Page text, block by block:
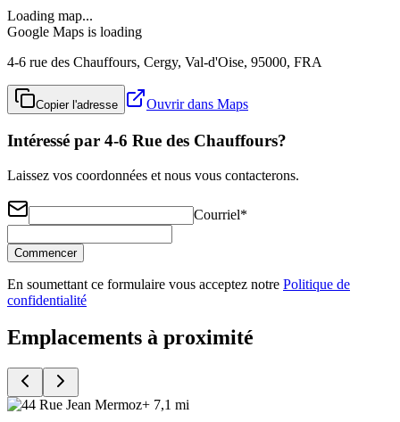
Loading map...
Google Maps is loading
4-6 rue des Chauffours, Cergy, Val-d'Oise, 95000, FRA
Copier l'adresse Ouvrir dans Maps
Intéressé par 4-6 Rue des Chauffours?
Laissez vos coordonnées et nous vous contacterons.
Courriel*
Commencer
En soumettant ce formulaire vous acceptez notre Politique de
confidentialité
Emplacements à proximité
+ 7,1 mi